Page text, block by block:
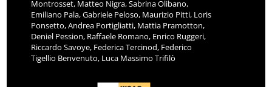
Montrosset, Matteo Nigra, Sabrina Olibano,
Emiliano Pala, Gabriele Peloso, Maurizio Pitti, Loris
Ponsetto, Andrea Portigliatti, Mattia Pramotton,
Deniel Pession, Raffaele Romano, Enrico Ruggeri,
Riccardo Savoye, Federica Tercinod, Federico
Tigellio Benvenuto, Luca Massimo Trifilò